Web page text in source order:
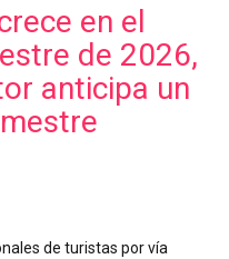
en el
de 2026,
anticipa un
de turistas por vía